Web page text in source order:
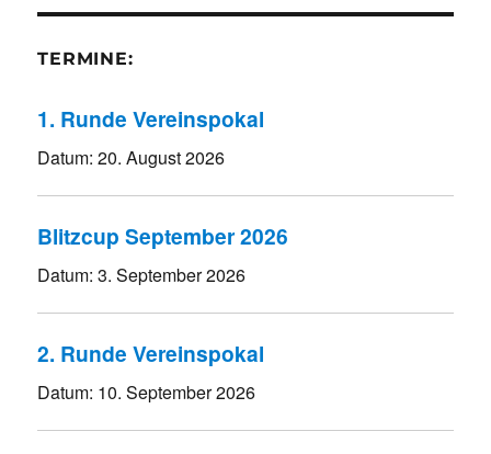
TERMINE:
1. Runde Vereinspokal
Datum:20. August 2026
Blitzcup September 2026
Datum:3. September 2026
2. Runde Vereinspokal
Datum: 10. September 2026